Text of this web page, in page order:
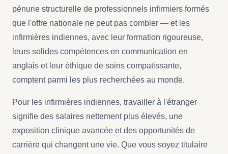
pénurie structurelle de professionnels infirmiers formés
que l'offre nationale ne peut pas combler — et les
infirmières indiennes, avec leur formation rigoureuse,
leurs solides compétences en communication en
anglais et leur éthique de soins compatissante,
comptent parmi les plus recherchées au monde.
Pour les infirmières indiennes, travailler à l'étranger
signifie des salaires nettement plus élevés, une
exposition clinique avancée et des opportunités de
carrière qui changent une vie. Que vous soyez titulaire